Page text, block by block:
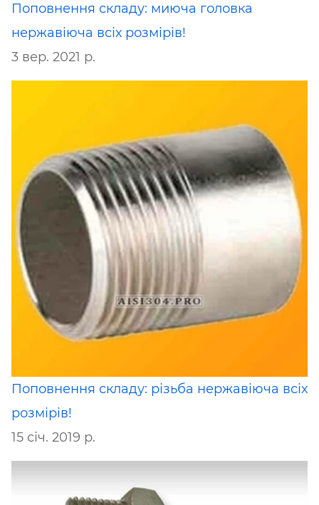
Поповнення складу: миюча головка
нержавіюча всіх розмірів!
3 вер. 2021 р.
Поповнення складу: різьба нержавіюча всіх
розмірів!
15 січ. 2019 р.